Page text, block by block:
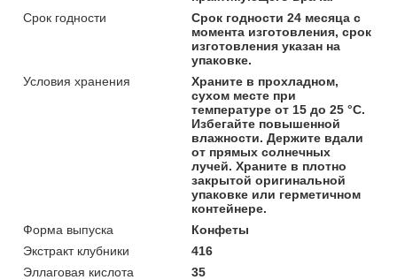
Срок годности
Срок годности 24 месяца с
момента изготовления, срок
изготовления указан на
упаковке.
Условия хранения
Храните в прохладном,
сухом месте при
температуре от 15 до 25 °С.
Избегайте повышенной
влажности. Держите вдали
от прямых солнечных
лучей. Храните в плотно
закрытой оригинальной
упаковке или герметичном
контейнере.
Форма выпуска
Конфеты
Экстракт клубники
416
Эллаговая кислота
35